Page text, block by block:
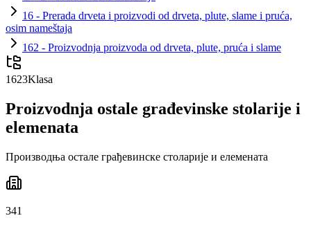
16 - Prerada drveta i proizvodi od drveta, plute, slame i pruća,
osim nameštaja
162 - Proizvodnja proizvoda od drveta, plute, pruća i slame
1623Klasa
Proizvodnja ostale građevinske stolarije i
elemenata
Производња остале грађевинске столарије и елемената
341